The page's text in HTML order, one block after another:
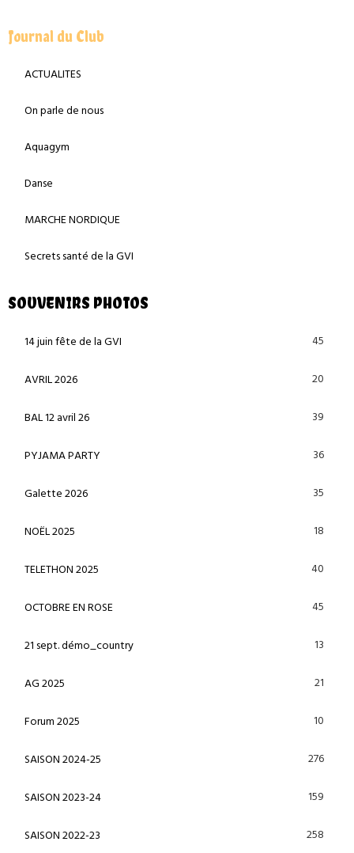
Journal du Club
ACTUALITES
On parle de nous
Aquagym
Danse
MARCHE NORDIQUE
Secrets santé de la GVI
SOUVENIRS PHOTOS
14 juin fête de la GVI 45
AVRIL 2026 20
BAL 12 avril 26 39
PYJAMA PARTY 36
Galette 2026 35
NOËL 2025 18
TELETHON 2025 40
OCTOBRE EN ROSE 45
21 sept. démo_country 13
AG 2025 21
Forum 2025 10
SAISON 2024-25 276
SAISON 2023-24 159
SAISON 2022-23 258